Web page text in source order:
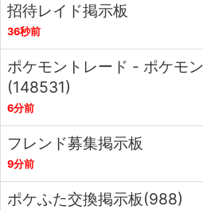
招待レイド掲示板
36秒前
ポケモントレード - ポケモ
(148531)
6分前
フレンド募集掲示板
9分前
ポケふた交換掲示板(988)